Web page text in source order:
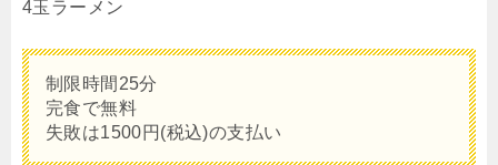
4玉ラーメン
制限時間25分
完食で無料
失敗は1500円(税込)の支払い